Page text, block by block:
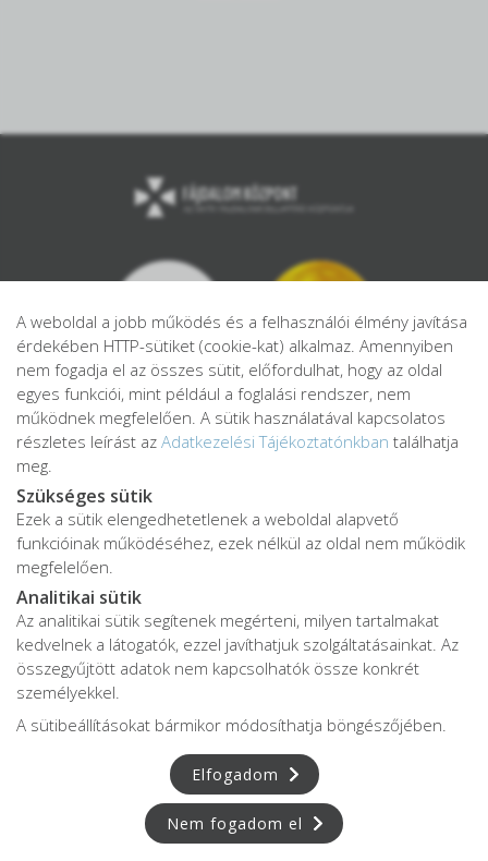
Adatkezelési tájékoztató
Adatvédelmi tájékoztató
Impresszum
Karrier
Az oldalon feltüntetett árak az ÁFÁ-t tartalmazzák!
Shutterstock.comés aCanva.com
kerültek felhasználásra.
Copyright © 2026 •
• Minden jog fenntartva.
Developed by Appon&György Nándor
A weboldal a jobb működés és a felhasználói élmény javítása
érdekében HTTP-sütiket (cookie-kat) alkalmaz. Amennyiben
nem fogadja el az összes sütit, előfordulhat, hogy az oldal
egyes funkciói, mint például a foglalási rendszer, nem
működnek megfelelően. A sütik használatával kapcsolatos
részletes leírást az Adatkezelési Tájékoztatónkban találhatja
meg.
Szükséges sütik
Ezek a sütik elengedhetetlenek a weboldal alapvető
funkcióinak működéséhez, ezek nélkül az oldal nem működik
megfelelően.
Analitikai sütik
Az analitikai sütik segítenek megérteni, milyen tartalmakat
kedvelnek a látogatók, ezzel javíthatjuk szolgáltatásainkat. Az
összegyűjtött adatok nem kapcsolhatók össze konkrét
személyekkel.
A sütibeállításokat bármikor módosíthatja böngészőjében.
Elfogadom
Nem fogadom el